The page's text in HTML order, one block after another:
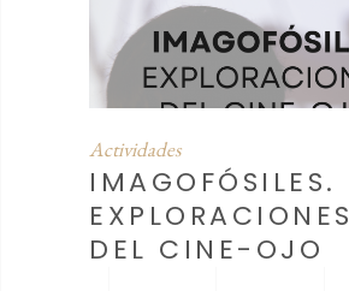
Actividades
IMAGOFÓSILES.
EXPLORACIONES
DEL CINE-OJO